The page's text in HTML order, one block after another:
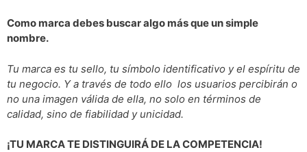
Como marca debes buscar algo más que un simple
nombre.
Tu marca es tu sello, tu símbolo identificativo y el espíritu de
tu negocio. Y a través de todo ello los usuarios percibirán o
no una imagen válida de ella, no solo en términos de
calidad, sino de fiabilidad y unicidad.
¡TU MARCA TE DISTINGUIRÁ DE LA COMPETENCIA!